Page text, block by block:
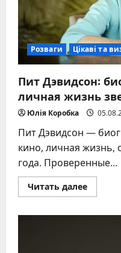
Розваги Цікаві та
Пит Дэвидсон:
личная жизнь
Юлія Коробка
Пит Дэвидсон —
кино, личная жизнь,
года. Проверенные...
Читать далее
больше